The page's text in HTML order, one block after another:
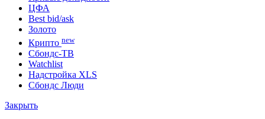
ЦФА
Best bid/ask
Золото
Крипто new
Сбондс-ТВ
Watchlist
Надстройка XLS
Сбондс Люди
Закрыть